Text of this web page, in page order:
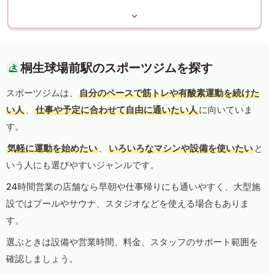
桐生球場前駅のスポーツジムを探す
スポーツジムは、
自分のペースで筋トレや有酸素運動を続けた
い人 、 仕事や予定に合わせて自由に通いたい人に向いていま
す。
気軽に運動を始めたい 、 いろいろなマシンや設備を使いたい と
いう人にも選びやすいジャンルです。
24時間営業の店舗なら早朝や仕事帰りにも通いやすく、大型施
設ではプールやサウナ、スタジオなどを使える場合もありま
す。
選ぶときは設備や営業時間、料金、スタッフのサポート範囲を
確認しましょう。